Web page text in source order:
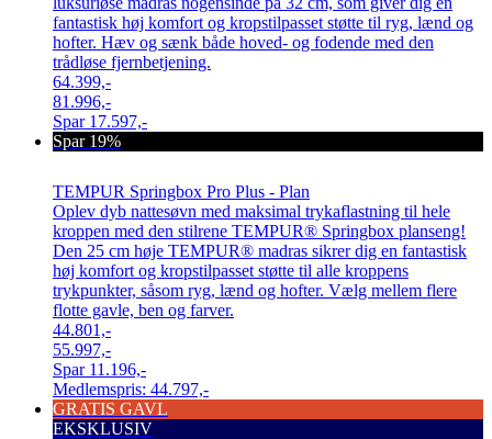
fantastisk høj komfort og kropstilpasset støtte til ryg, lænd og
hofter. Hæv og sænk både hoved- og fodende med den
trådløse fjernbetjening.
64.399,-
81.996,-
Spar 17.597,-
Spar 19%
TEMPUR Springbox Pro Plus - Plan
Oplev dyb nattesøvn med maksimal trykaflastning til hele
kroppen med den stilrene TEMPUR® Springbox planseng!
Den 25 cm høje TEMPUR® madras sikrer dig en fantastisk
høj komfort og kropstilpasset støtte til alle kroppens
trykpunkter, såsom ryg, lænd og hofter. Vælg mellem flere
flotte gavle, ben og farver.
44.801,-
55.997,-
Spar 11.196,-
Medlemspris: 44.797,-
GRATIS GAVL
EKSKLUSIV